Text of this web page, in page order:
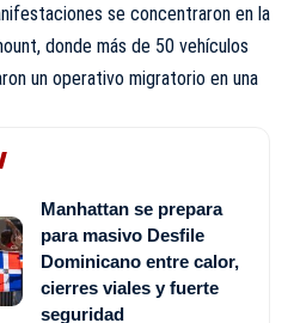
se concentraron en la
donde más de 50 vehículos
un operativo migratorio en una
Manhattan se prepara
para masivo Desfile
Dominicano entre calor,
cierres viales y fuerte
seguridad